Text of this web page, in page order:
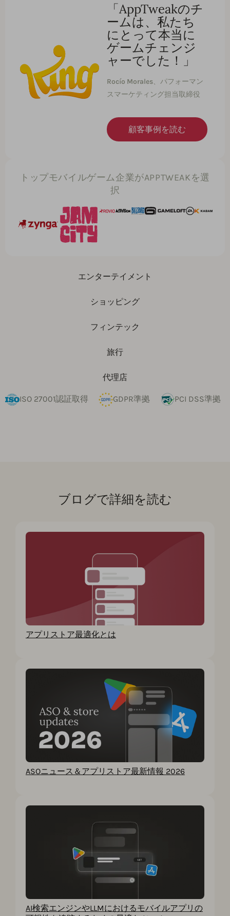
エンターテイメント
ショッピング
フィンテック
旅行
代理店
「AppTweakのチ
ームは、私たち
にとって本当に
ゲームチェンジ
ャーでした！」
Rocío Morales、パフォーマン
スマーケティング担当取締役
顧客事例を読む
トップモバイルゲーム企業がAPPTWEAKを選
択
ISO 27001認証取得 GDPR準拠 PCI DSS準拠
ブログで詳細を読む
アプリストア最適化とは
ASOニュース＆アプリストア最新情報 2026
AI検索エンジンやLLMにおけるモバイルアプリの